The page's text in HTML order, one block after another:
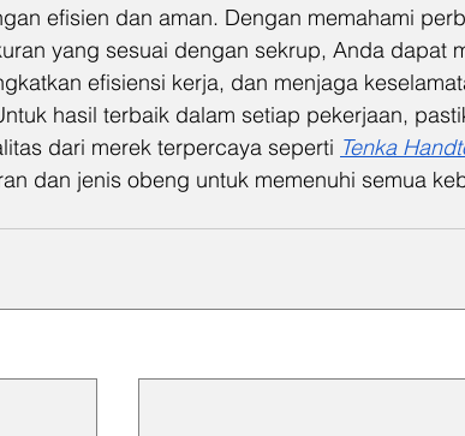
efisien dan aman. Dengan memahami
yang sesuai dengan sekrup, Anda dapat
efisiensi kerja, dan menjaga
hasil terbaik dalam setiap pekerjaan,
dari merek terpercaya seperti Tenka
dan jenis obeng untuk memenuhi semua